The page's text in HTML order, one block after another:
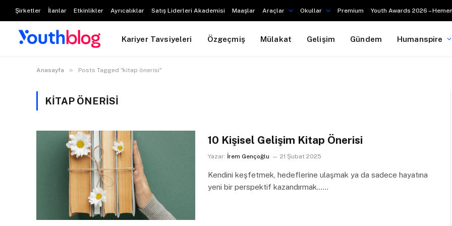
Şirketler İlanlar Etkinlikler Ayrıcalıklar Satış Liderleri Akademisi Maaşlar Araçlar Okullar Premium Youth Awards 2026 –
Kariyer Tavsiyeleri Özgeçmiş Mülakat Gelişim Gündem Humanspire
Anasayfa » Posts Tagged "kitap önerisi"
KITAP ÖNERISI
10 Kişisel Gelişim Kitap Önerisi
Yazar: İrem Gençoğlu 21 Şubat 2025
Kendini keşfetmek, hedeflerine ulaşmak ya da sadece hayatına
yeni bir perspektif kazandırmak……